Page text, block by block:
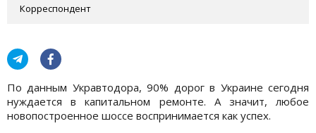
Корреспондент
По данным Укравтодора, 90% дорог в Украине сегодня
нуждается в капитальном ремонте. А значит, любое
новопостроенное шоссе воспринимается как успех.